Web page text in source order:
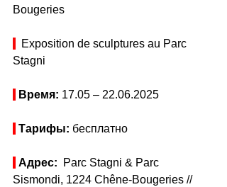
Bougeries
Exposition de sculptures au Parc
Stagni
Время: 17.05 – 22.06.2025
Тарифы: бесплатно
Адрес:
Parc Stagni & Parc
Sismondi, 1224 Chêne-Bougeries //